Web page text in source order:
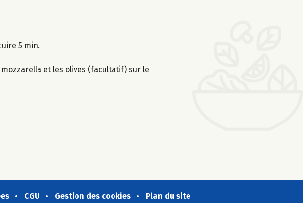
5 min.
et les olives (facultatif) sur le
CGU Gestion des cookies Plan du site